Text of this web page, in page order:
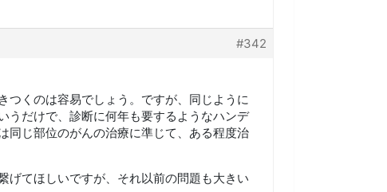
#342
つくのは容易でしょう。ですが、同じように
うだけで、診断に何年も要するようなハンデ
同じ部位のがんの治療に準じて、ある程度治
げてほしいですが、それ以前の問題も大きい